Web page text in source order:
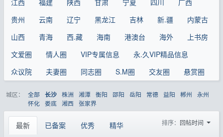
贵州
云南 辽宁 黑龙江 吉林 新.疆
内蒙古
山西
青海 西.藏 海南 港澳台 海外
上书房
文爱圈
情人圈 VIP专属信息
永.久VIP精品信息
众议院
夫妻圈 同志圈 S.M圈 交友圈 悬赏圈
城区： 全部 长沙 株洲 湘潭 衡阳 邵阳 岳阳 常德 益阳 郴州
永州
怀化 娄底 湘西 张家界
最新 已备案 优秀 精华 排序： 回帖时间